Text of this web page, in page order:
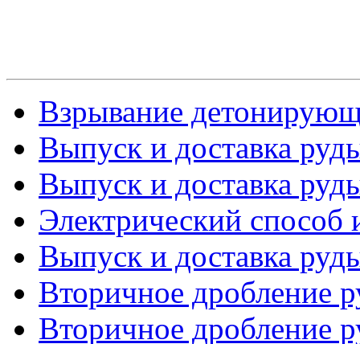
Взрывание
Выпуск и доставка
Выпуск и доставка
Электрический способ
Выпуск и доставка
Вторичное дробление
Вторичное дробление